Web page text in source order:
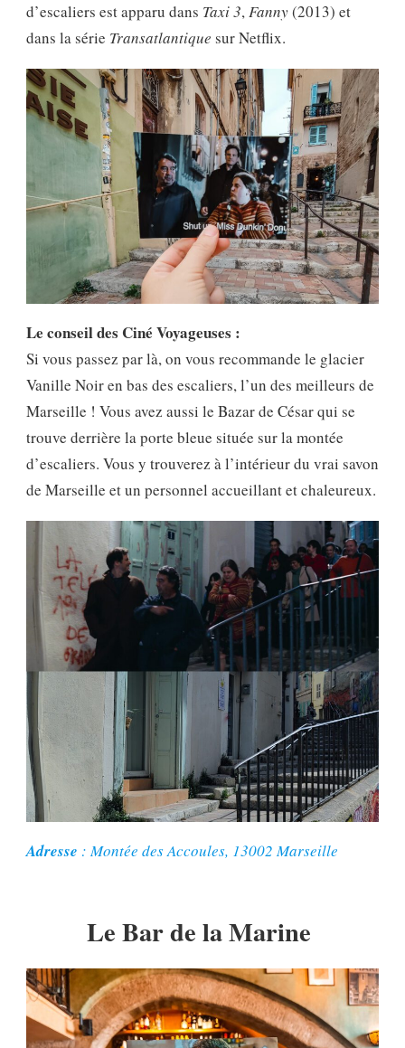
d’escaliers est apparu dans Taxi 3,Fanny(2013) et
dans la série Transatlantique sur Netflix.
Le conseil des Ciné Voyageuses :
Si vous passez par là, on vous recommande le glacier
Vanille Noir en bas des escaliers, l’un des meilleurs de
Marseille ! Vous avez aussi le Bazar de César qui se
trouve derrière la porte bleue située sur la montée
d’escaliers. Vous y trouverez à l’intérieur du vrai savon
de Marseille et un personnel accueillant et chaleureux.
Adresse : Montée des Accoules, 13002 Marseille
LeBar de la Marine